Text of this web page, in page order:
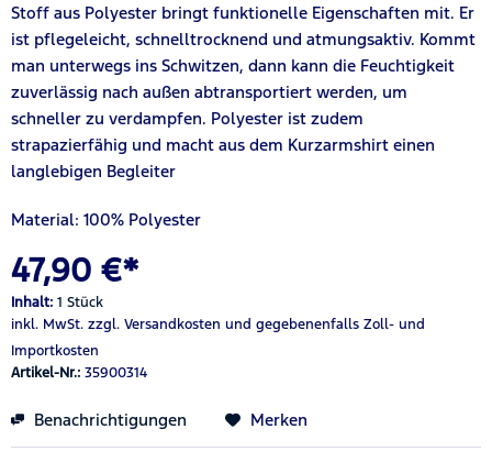
Stoff aus Polyester bringt funktionelle Eigenschaften mit. Er
ist pflegeleicht, schnelltrocknend und atmungsaktiv. Kommt
man unterwegs ins Schwitzen, dann kann die Feuchtigkeit
zuverlässig nach außen abtransportiert werden, um
schneller zu verdampfen. Polyester ist zudem
strapazierfähig und macht aus dem Kurzarmshirt einen
langlebigen Begleiter
Material: 100% Polyester
47,90 €*
Inhalt: 1 Stück
inkl. MwSt. zzgl. Versandkosten und gegebenenfalls Zoll- und
Importkosten
Artikel-Nr.: 35900314
Benachrichtigungen Merken